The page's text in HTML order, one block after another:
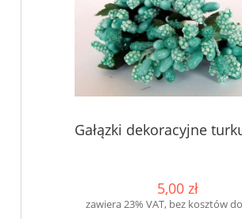
Gałązki dekoracyjne
5,00 zł
zawiera 23% VAT, bez kosztów